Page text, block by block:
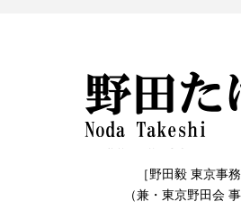
［野田毅 東京事務
（兼・東京野田会 事